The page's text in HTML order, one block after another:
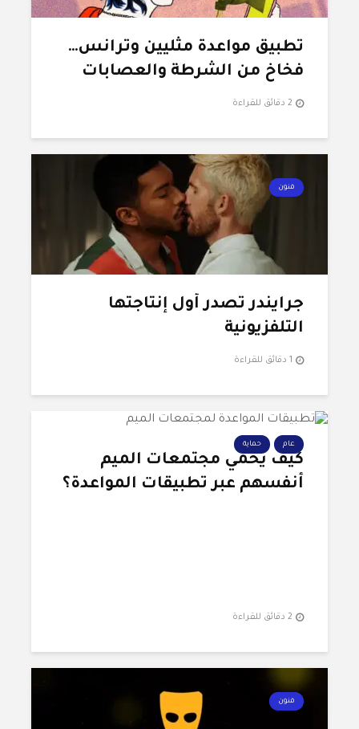
تطبيق مواعدة مثليين وترانس…
فخاخ من الشرطة والعصابات
2 دقائق للقراءة
فنون
جرايندر تُصدر أول إنتاجتها
التلفزيونية
1 دقائق للقراءة
عام حماية
كيف يحمي مجتمعات الميم
أنفسهم عبر تطبيقات المواعدة؟
2 دقائق للقراءة
فنون